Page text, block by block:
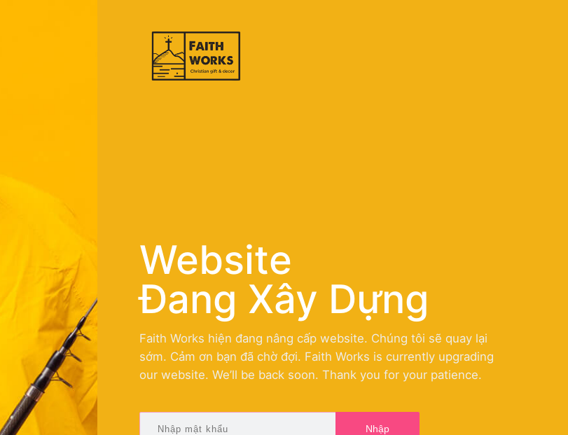
Website
Đang Xây Dựng
Faith Works hiện đang nâng cấp website. Chúng tôi sẽ quay lại
sớm. Cảm ơn bạn đã chờ đợi. Faith Works is currently upgrading
our website. We’ll be back soon. Thank you for your patience.
Nhập